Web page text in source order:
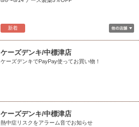
新着
ケーズデンキ/中標津店
ケーズデンキでPayPay使ってお買い物！
ケーズデンキ/中標津店
熱中症リスクをアラーム音でお知らせ